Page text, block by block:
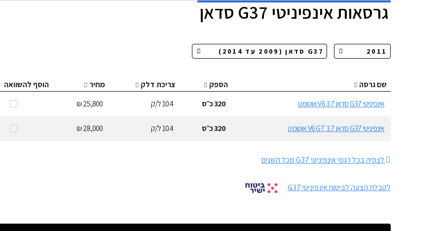
גרסאותאינפיניטי G37 סדאן
שם גרסה הספק צריכת דלק מחיר
הוסף להשוואה
אינפיניטי G37 סדאן 3.7 V6 אוטומט
320כ״ס 10.4ל/ק 25,800 ₪
אינפיניטי G37 סדאן 3.7 V6 GT אוטומט 320כ״ס 10.4ל/ק 28,000 ₪
לצפיה בכל דגמי אינפיניטי G37 מכל השנים
לקבלת הצעה לביטוח אינפיניטי G37